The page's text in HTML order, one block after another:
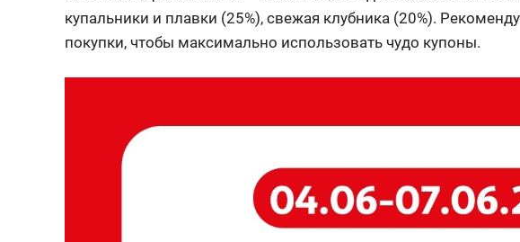
купальники и плавки (25%), свежая клубника (20%).
покупки, чтобы максимально использовать чудо купоны.